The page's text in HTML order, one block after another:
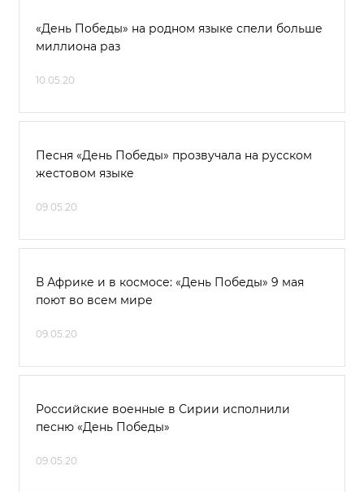
«День Победы» на родном языке спели больше
миллиона раз
10.05.20
Песня «День Победы» прозвучала на русском
жестовом языке
09.05.20
В Африке и в космосе: «День Победы» 9 мая
поют во всем мире
09.05.20
Российские военные в Сирии исполнили
песню «День Победы»
09.05.20